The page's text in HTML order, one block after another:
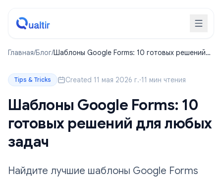
Главная/Блог/Шаблоны Google Forms: 10 готовых решений
Tips & Tricks Created 11 мая 2026 г.·11 мин чтения
Шаблоны Google Forms: 10
готовых решений для любых
задач
Найдите лучшие шаблоны Google Forms